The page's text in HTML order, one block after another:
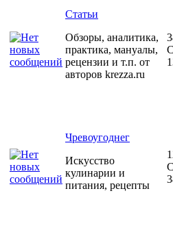
Статьи
Обзоры, аналитика,
практика, мануалы,
рецензии и т.п. от
авторов krezza.ru
Чревоугоднег
Искусство
кулинарии и
питания, рецепты